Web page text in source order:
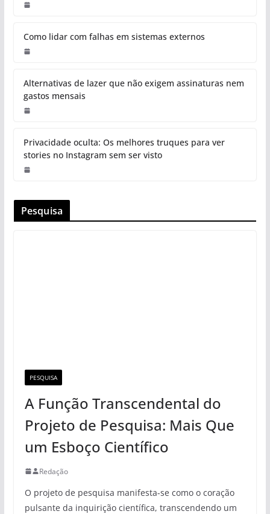
Como lidar com falhas em sistemas externos
Alternativas de lazer que não exigem assinaturas nem
gastos mensais
Privacidade oculta: Os melhores truques para ver
stories no Instagram sem ser visto
Pesquisa
PESQUISA
A Função Transcendental do
Projeto de Pesquisa: Mais Que
um Esboço Científico
Redação
O projeto de pesquisa manifesta-se como o coração
pulsante da inquirição científica, transcendendo um